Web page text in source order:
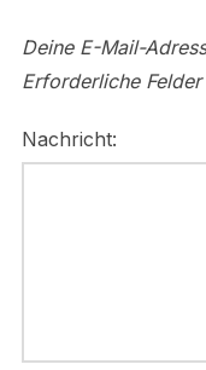
Deine E-Mail-
Erforderliche
Nachricht: